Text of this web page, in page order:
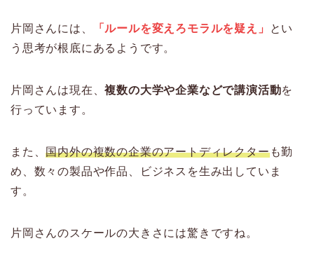
片岡さんには、 「ルールを変えろモラルを疑え」
とい
う思考が根底にあるようです。
片岡さんは現在、複数の大学や企業などで講演活動を
行っています。
また、国内外の複数の企業のアートディレクターも勤
め、数々の製品や作品、ビジネスを生み出していま
す。
片岡さんのスケールの大きさには驚きですね。